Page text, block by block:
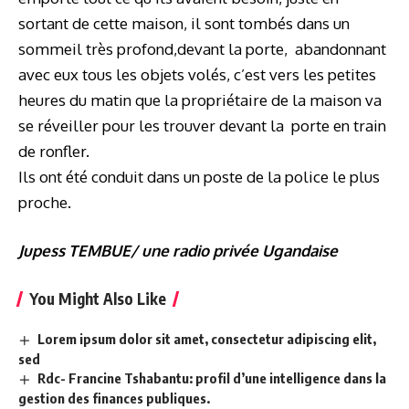
sortant de cette maison, il sont tombés dans un
sommeil très profond,devant la porte, abandonnant
avec eux tous les objets volés, c’est vers les petites
heures du matin que la propriétaire de la maison va
se réveiller pour les trouver devant la porte en train
de ronfler.
Ils ont été conduit dans un poste de la police le plus
proche.
Jupess TEMBUE/ une radio privée Ugandaise
You Might Also Like
Lorem ipsum dolor sit amet, consectetur adipiscing elit,
sed
Rdc- Francine Tshabantu: profil d’une intelligence dans la
gestion des finances publiques.